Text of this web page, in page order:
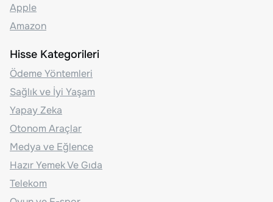
Apple
Amazon
Hisse Kategorileri
Ödeme Yöntemleri
Sağlık ve İyi Yaşam
Yapay Zeka
Otonom Araçlar
Medya ve Eğlence
Hazır Yemek Ve Gıda
Telekom